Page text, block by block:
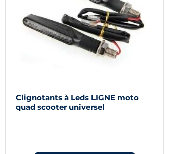
Clignotants à Leds LIGNE moto
quad scooter universel